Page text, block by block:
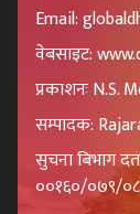
Email:
वेबसाइट:
प्रकाशनः N.S.
सम्पादक:
सुचना बिभाग
००१६०/०७९/